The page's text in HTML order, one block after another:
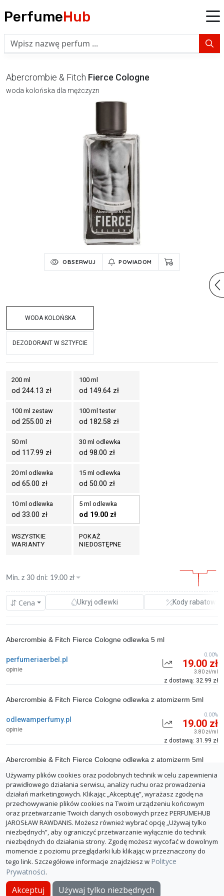
PerfumeHub
Abercrombie & Fitch Fierce Cologne
woda kolońska dla mężczyzn
OBSERWUJ POWIADOM
WODA KOLOŃSKA
DEZODORANT W SZTYFCIE
200 ml
od 244.13 zł
100 ml
od 149.64 zł
100 ml zestaw
od 255.00 zł
100 ml tester
od 182.58 zł
50 ml
od 117.99 zł
30 ml odlewka
od 98.00 zł
20 ml odlewka
od 65.00 zł
15 ml odlewka
od 50.00 zł
10 ml odlewka
od 33.00 zł
5 ml odlewka
od 19.00 zł
WSZYSTKIE
WARIANTY
POKAŻ
NIEDOSTĘPNE
Cena Ukryj odlewki Kody rabatowe
Min. z 30 dni: 19.00 zł
perfumeriaerbel.pl
opinie
Abercrombie & Fitch Fierce Cologne odlewka 5 ml
19.00 zł
3.80 zł/ml
z dostawą: 32.99 zł
0.00%
odlewamperfumy.pl
opinie
Abercrombie & Fitch Fierce Cologne odlewka z atomizerm 5ml
19.00 zł
3.80 zł/ml
z dostawą: 31.99 zł
0.00%
odlewamperfumy.pl
opinie
Abercrombie & Fitch Fierce Cologne odlewka z atomizerm 5ml
22.00 zł
z dostawą: 34.99 zł
0.00%
ZGŁOŚ BŁĄD
O PerfumeHub Polityka Prywatności Dla sklepów
© PerfumeHub 2026
Używamy plików cookies oraz podobnych technik w celu zapewnienia
prawidłowego działania serwisu, analizy ruchu oraz prowadzenia
działań marketingowych. Klikając „Akceptuję”, wyrażasz zgodę na
przechowywanie plików cookies na Twoim urządzeniu końcowym
oraz przetwarzanie Twoich danych osobowych przez PERFUMEHUB
JAROSŁAW RAWDANIS. Możesz również wybrać opcję „Używaj tylko
niezbędnych”, aby ograniczyć przetwarzanie wyłącznie do technik
niezbędnych do działania strony. Zgodę możesz wycofać w dowolnym
momencie z poziomu przeglądarki lub klikając w przeznaczony do
tego link. Szczegółowe informacje znajdziesz w Polityce
Prywatności.
Akceptuj Używaj tylko niezbędnych